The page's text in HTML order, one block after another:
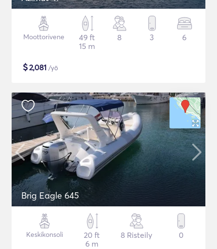
Moottorivene
49 ft
15 m
8 3 6
$2,081 /yö
Brig Eagle 645
Keskikonsoli
20 ft
6 m
8 Risteily 0